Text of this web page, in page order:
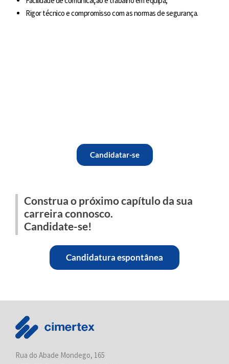
Rigor técnico e compromisso com as normas de segurança.
Candidatar-se
Construa o próximo capítulo da sua
carreira connosco.
Candidate-se!
Candidatura espontânea
Rua do Abade Mondego, 165